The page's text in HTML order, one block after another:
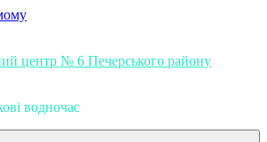
центр № 6 Печерського району
водночас